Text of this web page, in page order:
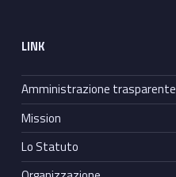
LINK
Amministrazione trasparente
Mission
Lo Statuto